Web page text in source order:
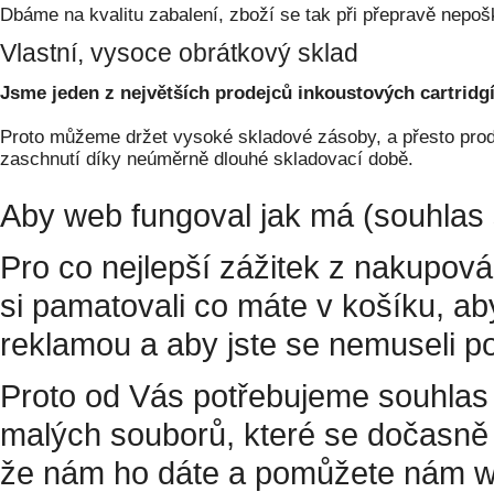
Dbáme na kvalitu zabalení, zboží se tak při přepravě
Vlastní, vysoce obrátkový sklad
Jsme jeden z největších prodejců inkoustových
Proto můžeme držet vysoké skladové zásoby, a přesto
zaschnutí díky neúměrně dlouhé skladovací době.
Aby web fungoval jak má
Pro co nejlepší zážitek z
si pamatovali co máte v košíku,
reklamou a aby jste se nemuseli
Proto od Vás potřebujeme
malých souborů, které se
že nám ho dáte a pomůžete nám